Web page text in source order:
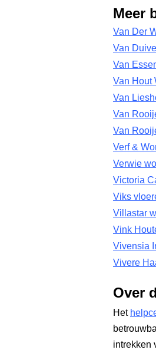
Meer
Van Der
Van
Van
Van Hout
Van
Van
Van
Verf &
Verwie
Victoria
Viks
Villastar
Vink
Vivensia
Vivere
Over
Het
intrekken